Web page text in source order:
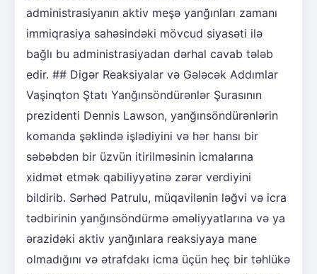
administrasiyanın aktiv meşə yanğınları zamanı
immiqrasiya sahəsindəki mövcud siyasəti ilə
bağlı bu administrasiyadan dərhal cavab tələb
edir. ## Digər Reaksiyalar və Gələcək Addımlar
Vaşinqton Ştatı Yanğınsöndürənlər Şurasının
prezidenti Dennis Lawson, yanğınsöndürənlərin
komanda şəklində işlədiyini və hər hansı bir
səbəbdən bir üzvün itirilməsinin icmalarına
xidmət etmək qabiliyyətinə zərər verdiyini
bildirib. Sərhəd Patrulu, müqavilənin ləğvi və icra
tədbirinin yanğınsöndürmə əməliyyatlarına və ya
ərazidəki aktiv yanğınlara reaksiyaya mane
olmadığını və ətrafdakı icma üçün heç bir təhlükə